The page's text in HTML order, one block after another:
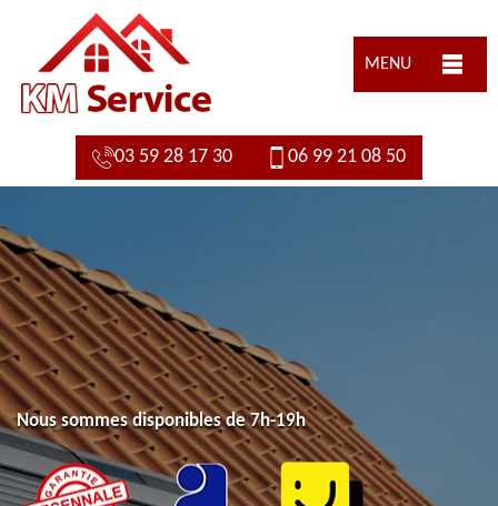
MENU
03 59 28 17 30 06 99 21 08 50
Nous sommes disponibles de 7h-19h